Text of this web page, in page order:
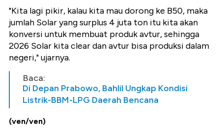
"Kita lagi pikir, kalau kita mau dorong ke B50, maka
jumlah Solar yang surplus 4 juta ton itu kita akan
konversi untuk membuat produk avtur, sehingga
2026 Solar kita clear dan avtur bisa produksi dalam
negeri," ujarnya.
Baca:
Di Depan Prabowo, Bahlil Ungkap Kondisi
Listrik-BBM-LPG Daerah Bencana
(ven/ven)